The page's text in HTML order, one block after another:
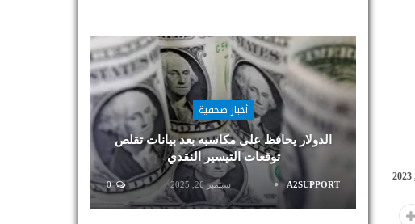
أخبار صحفية
الدولار يحافظ على مكاسبه بعد بيانات تقلص
توقعات التيسير النقدي
A2SUPPORT سبتمبر 26, 2025 0